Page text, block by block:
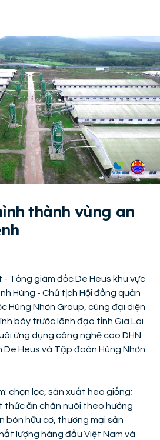
thành vùng an
Tổng giám đốc De Heus khu vực
Hùng - Chủ tịch Hội đồng quản
Hùng Nhơn Group, cùng đại diện
bày trước lãnh đạo tỉnh Gia Lai
ứng dụng công nghệ cao DHN
De Heus và Tập đoàn Hùng Nhơn
chọn lọc, sản xuất heo giống;
thức ăn chăn nuôi theo hướng
bón hữu cơ, thương mại sản
lượng hàng đầu Việt Nam và